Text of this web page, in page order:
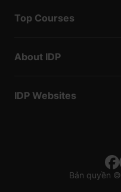
Top Courses
About IDP
IDP Websites
Bản quyền ©